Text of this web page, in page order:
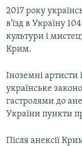
2017 року
в'їзд в Україну
культури і
Крим.
Іноземні артисти
українське
гастролями до
України пункти
Після анексії